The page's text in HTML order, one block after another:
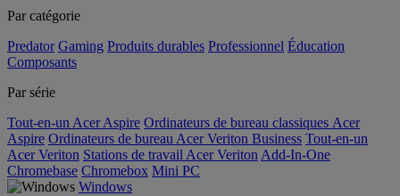
Par catégorie
Predator Gaming Produits durables Professionnel Éducation
Composants
Par série
Tout-en-un Acer Aspire Ordinateurs de bureau classiques Acer
Aspire Ordinateurs de bureau Acer Veriton Business Tout-en-un
Acer Veriton Stations de travail Acer Veriton Add-In-One
Chromebase Chromebox Mini PC
Windows